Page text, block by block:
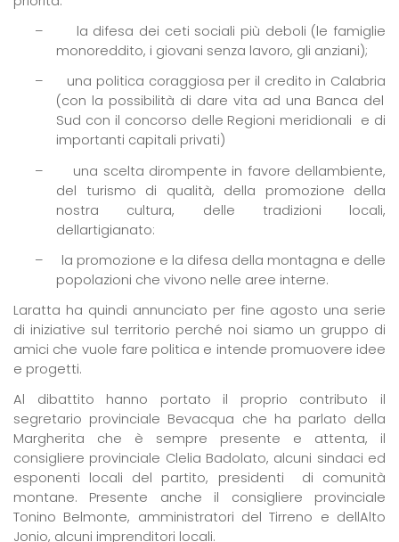
–
la difesa dei ceti sociali più deboli (le famiglie
monoreddito, i giovani senza lavoro, gli anziani);
–
una politica coraggiosa per il credito in Calabria
(con la possibilità di dare vita ad una  Banca del
Sud con il concorso delle Regioni meridionali e di
importanti capitali privati)
–
una scelta dirompente in favore dellambiente,
del turismo di qualità, della promozione della
nostra cultura, delle tradizioni locali,
dellartigianato:
–
la promozione e la difesa della montagna e delle
popolazioni che vivono nelle aree interne.
Laratta ha quindi annunciato per fine agosto una serie
di iniziative sul territorio  perché noi siamo un gruppo di
amici che vuole fare politica e intende promuovere idee
e progetti.
Al dibattito hanno portato il proprio contributo il
segretario provinciale Bevacqua che ha parlato della
Margherita che è sempre presente e attenta, il
consigliere provinciale Clelia Badolato, alcuni sindaci ed
esponenti locali del partito, presidenti
di comunità
montane. Presente anche il consigliere provinciale
Tonino Belmonte, amministratori del Tirreno e dellAlto
Jonio, alcuni imprenditori locali.